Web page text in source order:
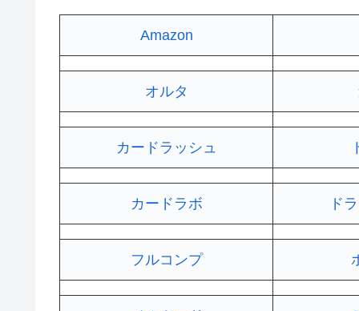
Amazon
オルタ
カードラッシュ
カードラボ ド
フルコンプ